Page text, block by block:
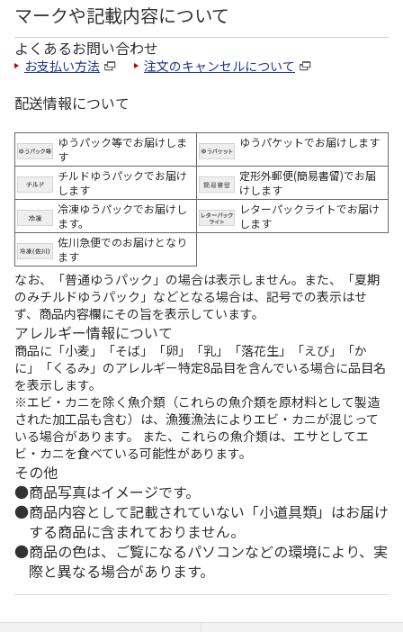
マークや記載内容について
よくあるお問い合わせ
お支払い方法 注文のキャンセルについて
配送情報について
ゆうパック等でお届けしま
す
ゆうパケットでお届けします
チルドゆうパックでお届け
します
定形外郵便(簡易書留)でお届
けします
冷凍ゆうパックでお届けし
ます。
レターパックライトでお届け
します
佐川急便でのお届けとなり
ます
なお、「普通ゆうパック」の場合は表示しません。また、「夏期
のみチルドゆうパック」などとなる場合は、記号での表示はせ
ず、商品内容欄にその旨を表示しています。
アレルギー情報について
商品に「小麦」「そば」「卵」「乳」「落花生」「えび」「か
に」「くるみ」のアレルギー特定8品目を含んでいる場合に品目名
を表示します。
※エビ・カニを除く魚介類（これらの魚介類を原材料として製造
された加工品も含む）は、漁獲漁法によりエビ・カニが混じって
いる場合があります。 また、これらの魚介類は、エサとしてエ
ビ・カニを食べている可能性があります。
その他
商品写真はイメージです。
商品内容として記載されていない「小道具類」はお届け
する商品に含まれておりません。
商品の色は、ご覧になるパソコンなどの環境により、実
際と異なる場合があります。